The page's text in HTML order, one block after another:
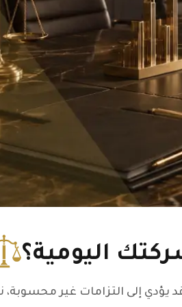
اليومية؟
إلى التزامات غير محسوبة،